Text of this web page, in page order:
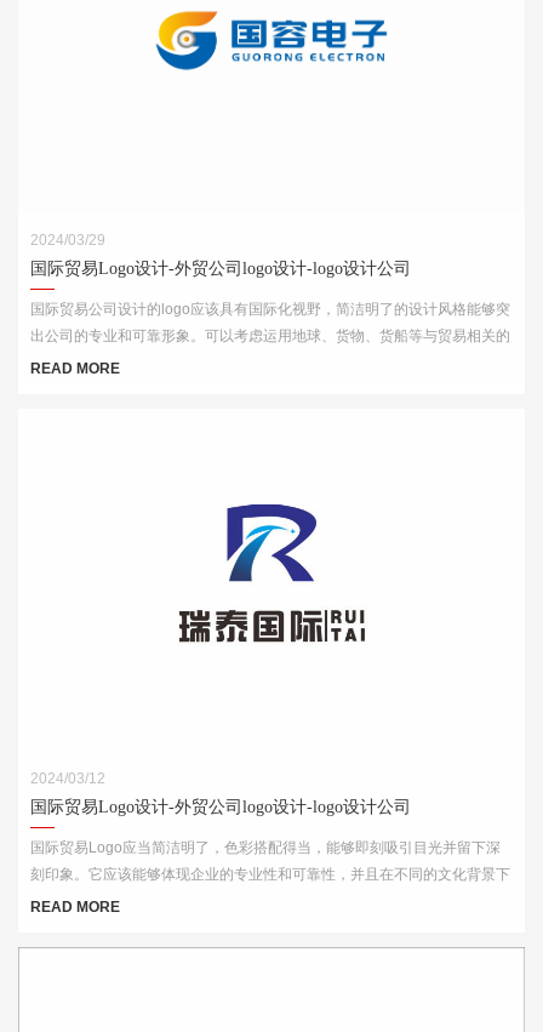
2024/03/29
国际贸易Logo设计-外贸公司logo设计-logo设计公司
国际贸易公司设计的logo应该具有国际化视野，简洁明了的设计风格能够突
出公司的专业和可靠形象。可以考虑运用地球、货物、货船等与贸易相关的
元素，结合简洁的字体和线条，突出公司的国际化特点。
READ MORE
2024/03/12
国际贸易Logo设计-外贸公司logo设计-logo设计公司
国际贸易Logo应当简洁明了，色彩搭配得当，能够即刻吸引目光并留下深
刻印象。它应该能够体现企业的专业性和可靠性，并且在不同的文化背景下
都能够被理解和接受。此外，Logo的设计还需考虑到其在各种媒介上的应
READ MORE